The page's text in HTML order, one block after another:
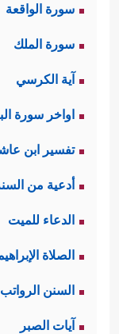
سورة الواقعة
سورة الملك
آية الكرسي
اواخر سورة
تفسير ابن
أدعية من
الدعاء للميت
الصلاة
السنن الرواتب
آيات الصبر